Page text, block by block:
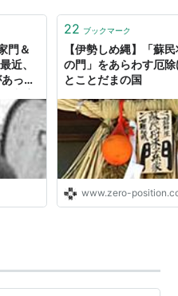
門＆
近、
っ
ート
と、
」と
批判の
22 ブックマーク
【伊勢しめ縄】「蘇
の門」をあらわす厄
とことだまの国
www.zero-